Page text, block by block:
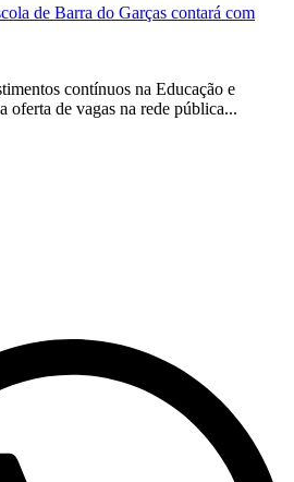
contínuos na Educação e
oferta de vagas na rede pública...